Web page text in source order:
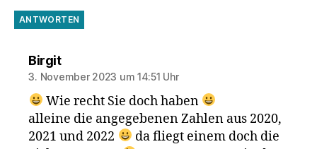
ANTWORTEN
Birgitsagt:
3. November 2023 um 14:51 Uhr
Wie recht Sie doch haben
alleine die angegebenen Zahlen aus 2020,
2021 und 2022
da fliegt einem doch die